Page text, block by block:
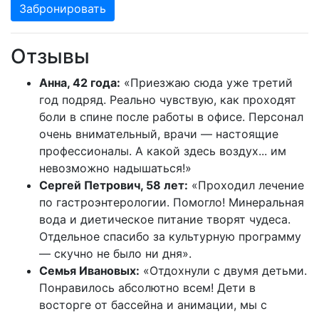
Забронировать
Отзывы
Анна, 42 года: «Приезжаю сюда уже третий
год подряд. Реально чувствую, как проходят
боли в спине после работы в офисе. Персонал
очень внимательный, врачи — настоящие
профессионалы. А какой здесь воздух... им
невозможно надышаться!»
Сергей Петрович, 58 лет: «Проходил лечение
по гастроэнтерологии. Помогло! Минеральная
вода и диетическое питание творят чудеса.
Отдельное спасибо за культурную программу
— скучно не было ни дня».
Семья Ивановых: «Отдохнули с двумя детьми.
Понравилось абсолютно всем! Дети в
восторге от бассейна и анимации, мы с